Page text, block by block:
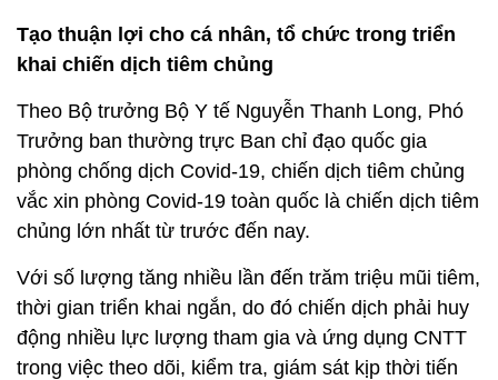
Tạo thuận lợi cho cá nhân, tổ chức trong triển
khai chiến dịch tiêm chủng
Theo Bộ trưởng Bộ Y tế Nguyễn Thanh Long, Phó
Trưởng ban thường trực Ban chỉ đạo quốc gia
phòng chống dịch Covid-19, chiến dịch tiêm chủng
vắc xin phòng Covid-19 toàn quốc là chiến dịch tiêm
chủng lớn nhất từ trước đến nay.
Với số lượng tăng nhiều lần đến trăm triệu mũi tiêm,
thời gian triển khai ngắn, do đó chiến dịch phải huy
động nhiều lực lượng tham gia và ứng dụng CNTT
trong việc theo dõi, kiểm tra, giám sát kịp thời tiến